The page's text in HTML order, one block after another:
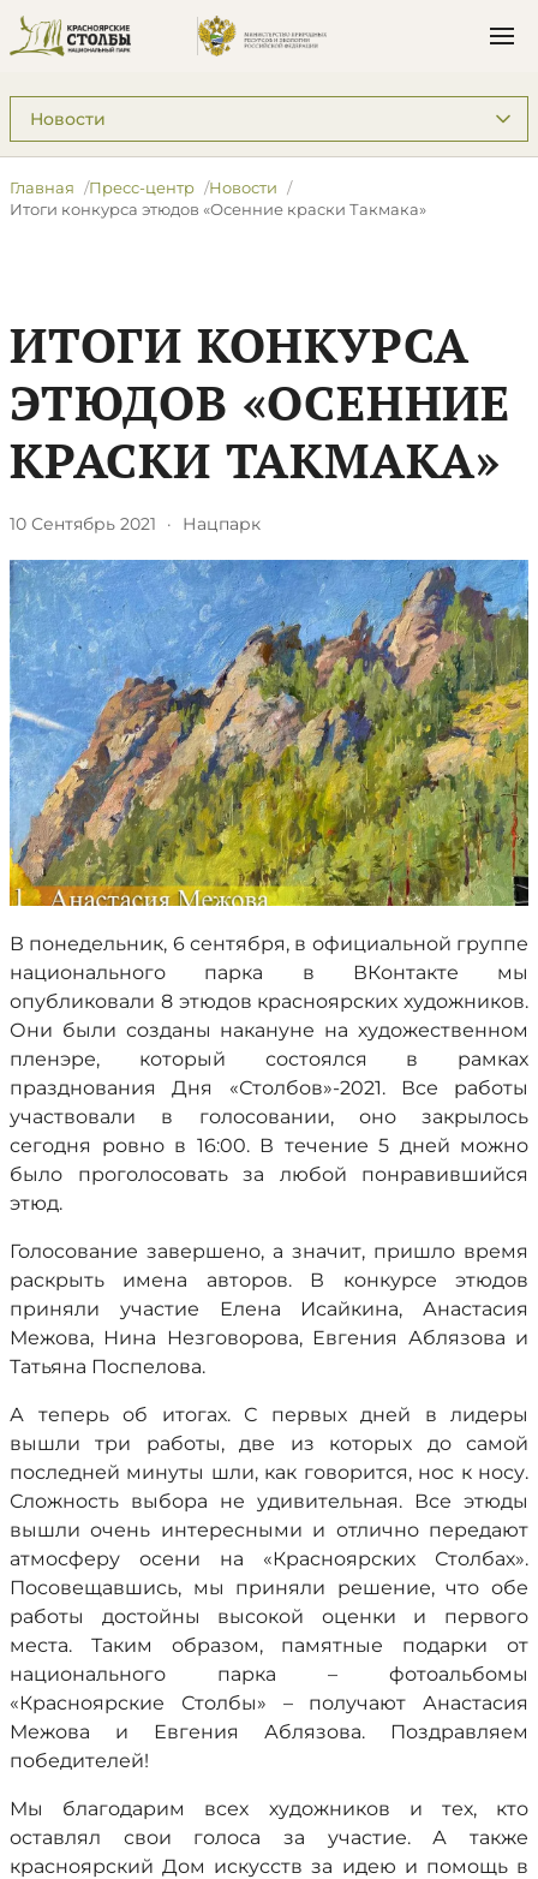
Подразделы: Пресс-центр
Главная Пресс-центр
Новости
Итоги конкурса этюдов «Осенние краски Такмака»
ИТОГИ КОНКУРСА
ЭТЮДОВ «ОСЕННИЕ
КРАСКИ ТАКМАКА»
10 Сентябрь 2021 · Нацпарк
В понедельник, 6 сентября, в официальной группе
национального парка в ВКонтакте мы
опубликовали 8 этюдов красноярских художников.
Они были созданы накануне на художественном
пленэре, который состоялся в рамках
празднования Дня «Столбов»-2021. Все работы
участвовали в голосовании, оно закрылось
сегодня ровно в 16:00. В течение 5 дней можно
было проголосовать за любой понравившийся
этюд.
Голосование завершено, а значит, пришло время
раскрыть имена авторов. В конкурсе этюдов
приняли участие Елена Исайкина, Анастасия
Межова, Нина Незговорова, Евгения Аблязова и
Татьяна Поспелова.
А теперь об итогах. С первых дней в лидеры
вышли три работы, две из которых до самой
последней минуты шли, как говорится, нос к носу.
Сложность выбора не удивительная. Все этюды
вышли очень интересными и отлично передают
атмосферу осени на «Красноярских Столбах».
Посовещавшись, мы приняли решение, что обе
работы достойны высокой оценки и первого
места. Таким образом, памятные подарки от
национального парка – фотоальбомы
«Красноярские Столбы» – получают Анастасия
Межова и Евгения Аблязова. Поздравляем
победителей!
Мы благодарим всех художников и тех, кто
оставлял свои голоса за участие. А также
красноярский Дом искусств за идею и помощь в